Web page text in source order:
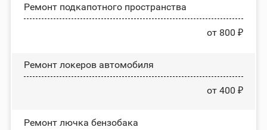
Ремонт подкапотного пространства
от 800 ₽
Ремонт лoĸepoв автомобиля
от 400 ₽
Ремонт лючка бензобака